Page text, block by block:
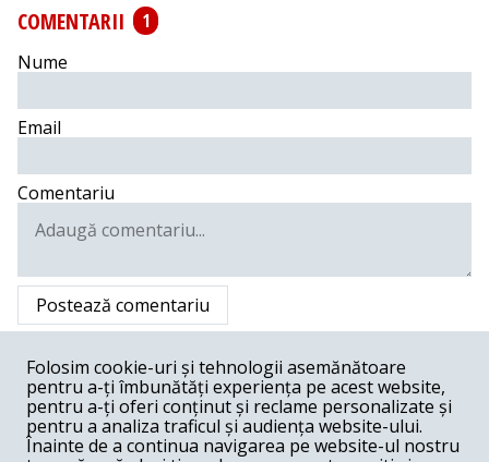
COMENTARII
1
Nume
Email
Comentariu
Postează comentariu
Înțeleg de la mai pricepuți ca mine că așa vietăți apar nu
din vreo lipsă de igienă în sine, cît pentru că acea bucată
(mică, mare) de țesut se afla mort. . Nu cred că angajații
de-acolo se află perfecți. dar e privit mai nuanțat
întîmplarea. Este drept că nuanța în chestiune presupune
Folosim cookie-uri și tehnologii asemănătoare
pentru a-ți îmbunătăți experiența pe acest website,
pentru a-ți oferi conținut și reclame personalizate și
pentru a analiza traficul și audiența website-ului.
Înainte de a continua navigarea pe website-ul nostru